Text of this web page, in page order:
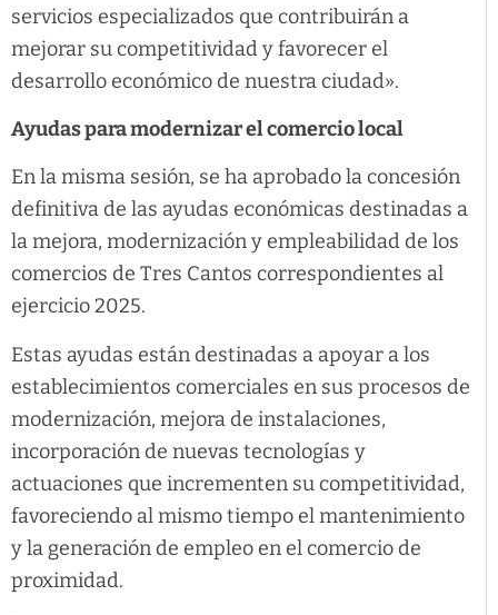
servicios especializados que contribuirán a
mejorar su competitividad y favorecer el
desarrollo económico de nuestra ciudad».
Ayudas para modernizar el comercio local
En la misma sesión, se ha aprobado la concesión
definitiva de las ayudas económicas destinadas a
la mejora, modernización y empleabilidad de los
comercios de Tres Cantos correspondientes al
ejercicio 2025.
Estas ayudas están destinadas a apoyar a los
establecimientos comerciales en sus procesos de
modernización, mejora de instalaciones,
incorporación de nuevas tecnologías y
actuaciones que incrementen su competitividad,
favoreciendo al mismo tiempo el mantenimiento
y la generación de empleo en el comercio de
proximidad.